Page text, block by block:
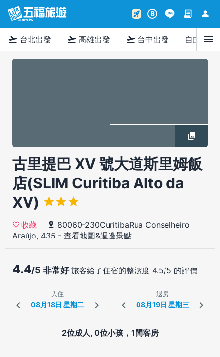
rocket_launch B contract person
flight_takeoff 台北出發 flight_takeoff 高雄出發 flight_takeoff 台中出發 自由行menu
古里提巴 XV 號大道斯里姆飯
店(SLIM Curitiba Alto da
XV)
收藏
80060-230CuritibaRua Conselheiro
Araújo, 435 - 查看地圖&週邊景點
4.4/5 非常好旅客給了住宿的整潔度 4.5/5 的評價
入住 退房
2位成人, 0位小孩，1間客房